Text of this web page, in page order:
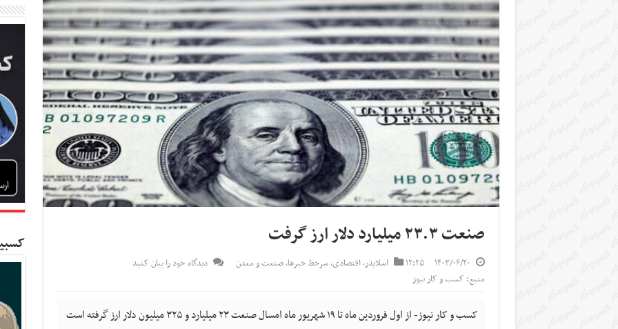
صنعت ۲۳.۳ میلیارد دلار ارز گرفت
۱۴۰۳/۰۶/۲۰ ۱۲:۲۵ اسلایدر,اقتصادی,سرخط خبرها,صنعت و معدن
دیدگاه خود را بیان کنید
منبع: کسب و کار نیوز
کسب و کار نیوز- از اول فروردین ماه تا ۱۹ شهریور ماه امسال صنعت ۲۳ میلیارد و ۳۲۵ میلیون دلار ارز گرفته است